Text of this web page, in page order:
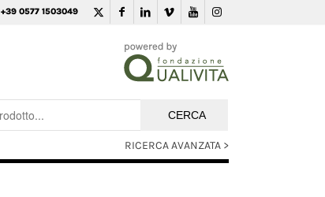
+39 0577 1503049
RICERCA AVANZATA >